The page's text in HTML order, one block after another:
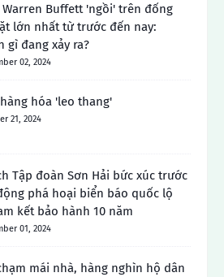
Warren Buffett 'ngồi' trên đống
lớn nhất từ ​​trước đến nay:
gì đang xảy ra?
02, 2024
hóa 'leo thang'
21, 2024
Tập đoàn Sơn Hải bức xúc trước
phá hoại biển báo quốc lộ
kết bảo hành 10 năm
01, 2024
mái nhà, hàng nghìn hộ dân